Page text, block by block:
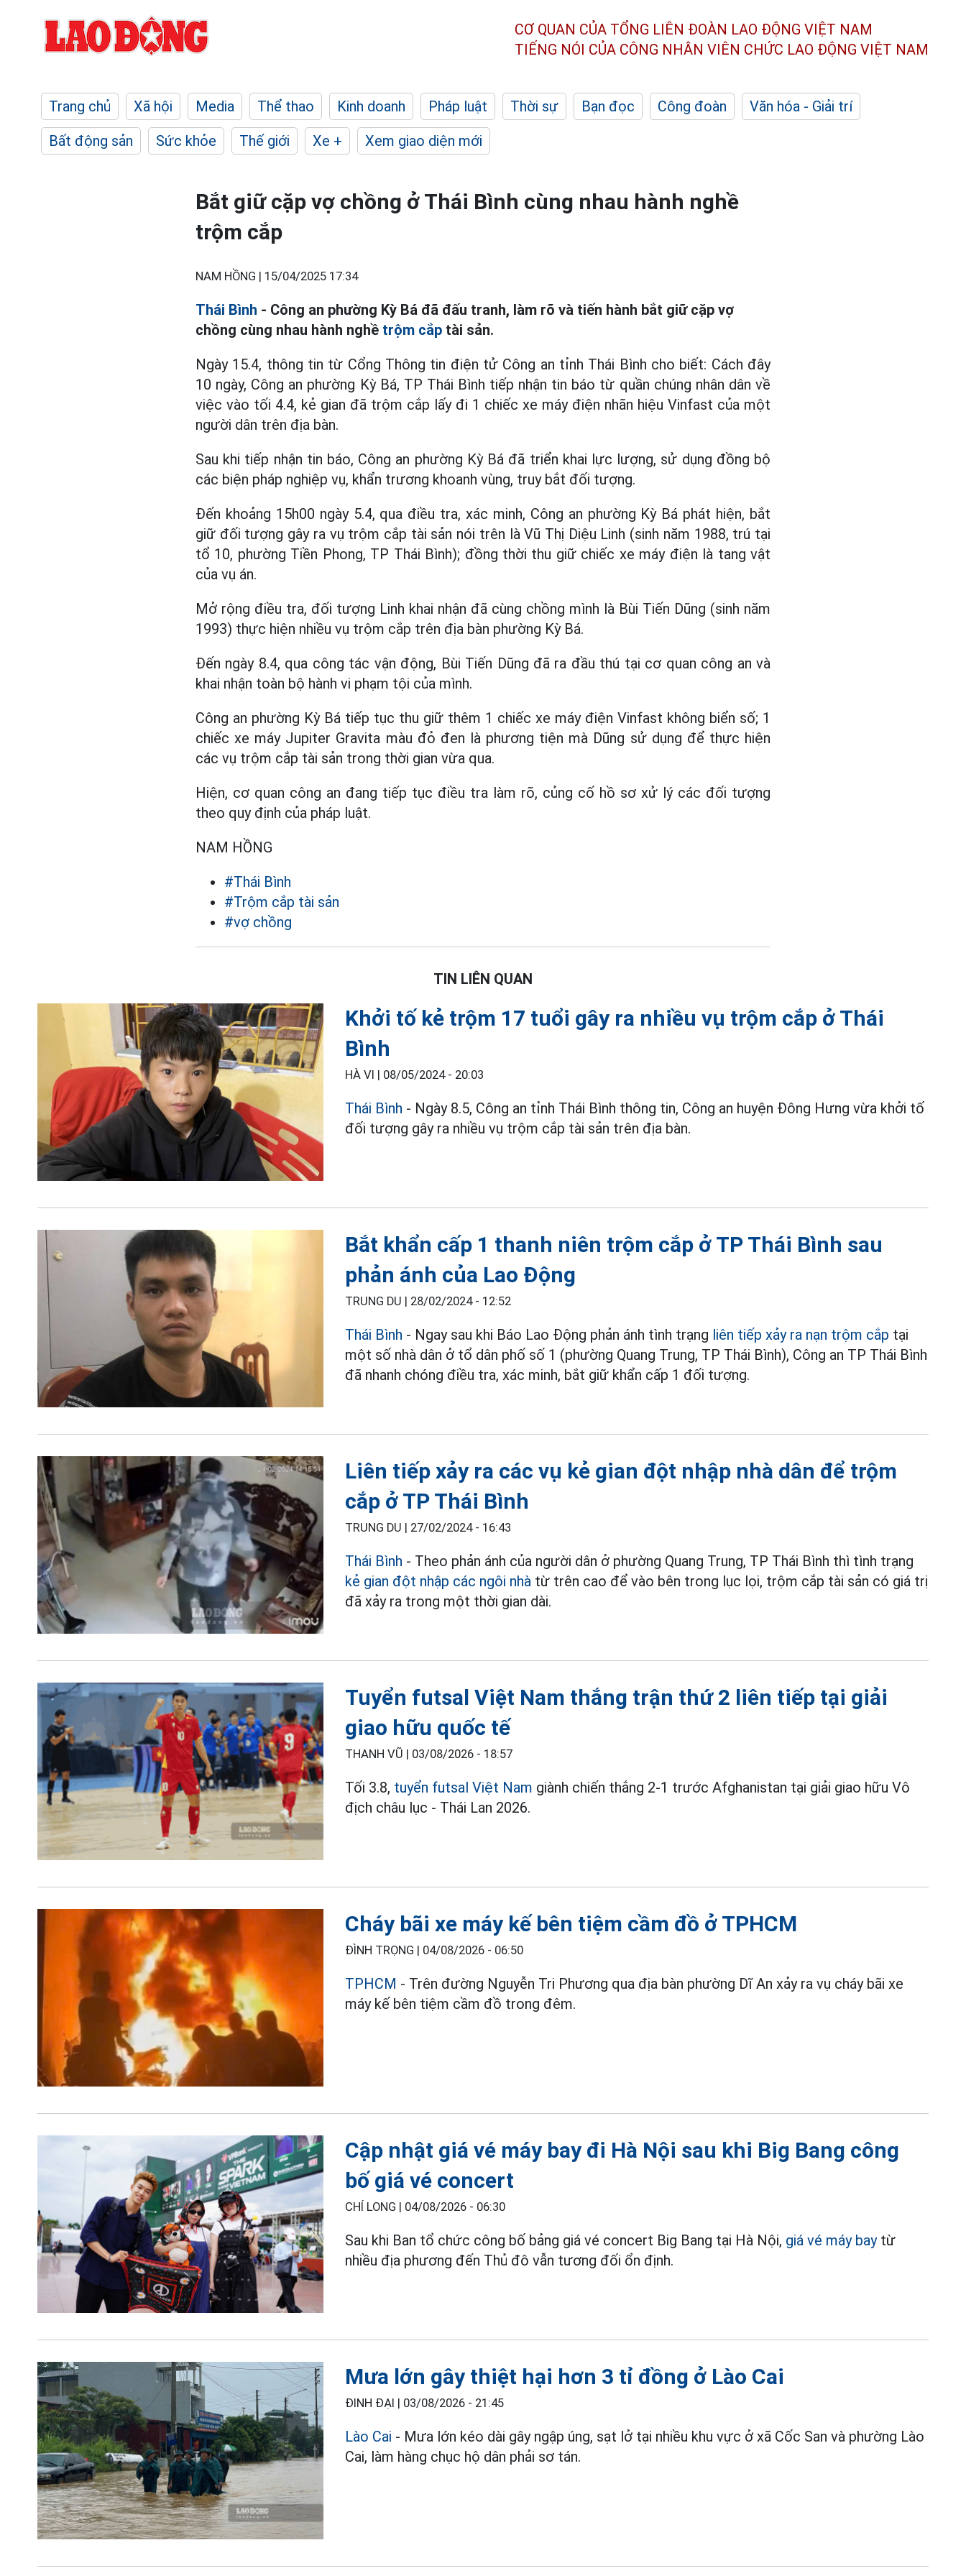
CƠ QUAN CỦA TỔNG LIÊN ĐOÀN LAO ĐỘNG VIỆT NAM
TIẾNG NÓI CỦA CÔNG NHÂN VIÊN CHỨC LAO ĐỘNG VIỆT NAM
Trang chủ Xã hội Media Thể thao Kinh doanh Pháp luật Thời sự Bạn đọc Công đoàn
Văn hóa - Giải trí
Bất động sản
Sức khỏe Thế giới Xe + Xem giao diện mới
Bắt giữ cặp vợ chồng ở Thái Bình cùng nhau hành nghề
trộm cắp
NAM HỒNG | 15/04/2025 17:34
Thái Bình - Công an phường Kỳ Bá đã đấu tranh, làm rõ và tiến hành bắt giữ cặp vợ
chồng cùng nhau hành nghề trộm cắp tài sản.
Ngày 15.4, thông tin từ Cổng Thông tin điện tử Công an tỉnh Thái Bình cho biết: Cách đây
10 ngày, Công an phường Kỳ Bá, TP Thái Bình tiếp nhận tin báo từ quần chúng nhân dân về
việc vào tối 4.4, kẻ gian đã trộm cắp lấy đi 1 chiếc xe máy điện nhãn hiệu Vinfast của một
người dân trên địa bàn.
Sau khi tiếp nhận tin báo, Công an phường Kỳ Bá đã triển khai lực lượng, sử dụng đồng bộ
các biện pháp nghiệp vụ, khẩn trương khoanh vùng, truy bắt đối tượng.
Đến khoảng 15h00 ngày 5.4, qua điều tra, xác minh, Công an phường Kỳ Bá phát hiện, bắt
giữ đối tượng gây ra vụ trộm cắp tài sản nói trên là Vũ Thị Diệu Linh (sinh năm 1988, trú tại
tổ 10, phường Tiền Phong, TP Thái Bình); đồng thời thu giữ chiếc xe máy điện là tang vật
của vụ án.
Mở rộng điều tra, đối tượng Linh khai nhận đã cùng chồng mình là Bùi Tiến Dũng (sinh năm
1993) thực hiện nhiều vụ trộm cắp trên địa bàn phường Kỳ Bá.
Đến ngày 8.4, qua công tác vận động, Bùi Tiến Dũng đã ra đầu thú tại cơ quan công an và
khai nhận toàn bộ hành vi phạm tội của mình.
Công an phường Kỳ Bá tiếp tục thu giữ thêm 1 chiếc xe máy điện Vinfast không biển số; 1
chiếc xe máy Jupiter Gravita màu đỏ đen là phương tiện mà Dũng sử dụng để thực hiện
các vụ trộm cắp tài sản trong thời gian vừa qua.
Hiện, cơ quan công an đang tiếp tục điều tra làm rõ, củng cố hồ sơ xử lý các đối tượng
theo quy định của pháp luật.
NAM HỒNG
#Thái Bình
#Trộm cắp tài sản
#vợ chồng
TIN LIÊN QUAN
Khởi tố kẻ trộm 17 tuổi gây ra nhiều vụ trộm cắp ở Thái
Bình
HÀ VI | 08/05/2024 - 20:03
Thái Bình - Ngày 8.5, Công an tỉnh Thái Bình thông tin, Công an huyện Đông Hưng vừa khởi tố
đối tượng gây ra nhiều vụ trộm cắp tài sản trên địa bàn.
Bắt khẩn cấp 1 thanh niên trộm cắp ở TP Thái Bình sau
phản ánh của Lao Động
TRUNG DU | 28/02/2024 - 12:52
Thái Bình - Ngay sau khi Báo Lao Động phản ánh tình trạng liên tiếp xảy ra nạn trộm cắp tại
một số nhà dân ở tổ dân phố số 1 (phường Quang Trung, TP Thái Bình), Công an TP Thái Bình
đã nhanh chóng điều tra, xác minh, bắt giữ khẩn cấp 1 đối tượng.
Liên tiếp xảy ra các vụ kẻ gian đột nhập nhà dân để trộm
cắp ở TP Thái Bình
TRUNG DU | 27/02/2024 - 16:43
Thái Bình - Theo phản ánh của người dân ở phường Quang Trung, TP Thái Bình thì tình trạng
kẻ gian đột nhập các ngôi nhà từ trên cao để vào bên trong lục lọi, trộm cắp tài sản có giá trị
đã xảy ra trong một thời gian dài.
Tuyển futsal Việt Nam thắng trận thứ 2 liên tiếp tại giải
giao hữu quốc tế
THANH VŨ | 03/08/2026 - 18:57
Tối 3.8, tuyển futsal Việt Nam giành chiến thắng 2-1 trước Afghanistan tại giải giao hữu Vô
địch châu lục - Thái Lan 2026.
Cháy bãi xe máy kế bên tiệm cầm đồ ở TPHCM
ĐÌNH TRỌNG | 04/08/2026 - 06:50
TPHCM - Trên đường Nguyễn Tri Phương qua địa bàn phường Dĩ An xảy ra vụ cháy bãi xe
máy kế bên tiệm cầm đồ trong đêm.
Cập nhật giá vé máy bay đi Hà Nội sau khi Big Bang công
bố giá vé concert
CHÍ LONG | 04/08/2026 - 06:30
Sau khi Ban tổ chức công bố bảng giá vé concert Big Bang tại Hà Nội, giá vé máy baytừ
nhiều địa phương đến Thủ đô vẫn tương đối ổn định.
Mưa lớn gây thiệt hại hơn 3 tỉ đồng ở Lào Cai
ĐINH ĐẠI | 03/08/2026 - 21:45
Lào Cai - Mưa lớn kéo dài gây ngập úng, sạt lở tại nhiều khu vực ở xã Cốc San và phường Lào
Cai, làm hàng chục hộ dân phải sơ tán.